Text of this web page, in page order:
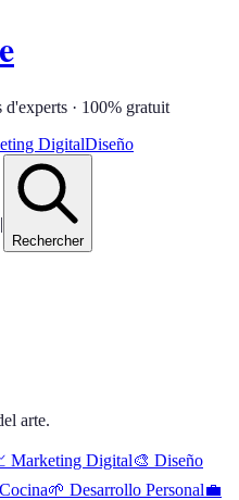
d'experts · 100% gratuit
DigitalDiseño
|
Rechercher
arte.
Marketing Digital🎨 Diseño
Cocina🌱 Desarrollo Personal💼